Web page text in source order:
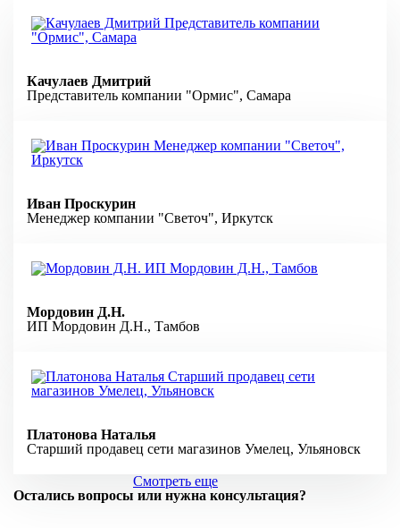
Качулаев Дмитрий
Представитель компании "Ормис", Самара
Иван Проскурин
Менеджер компании "Светоч", Иркутск
Мордовин Д.Н.
ИП Мордовин Д.Н., Тамбов
Платонова Наталья
Старший продавец сети магазинов Умелец, Ульяновск
Смотреть еще
Остались вопросы или нужна консультация?